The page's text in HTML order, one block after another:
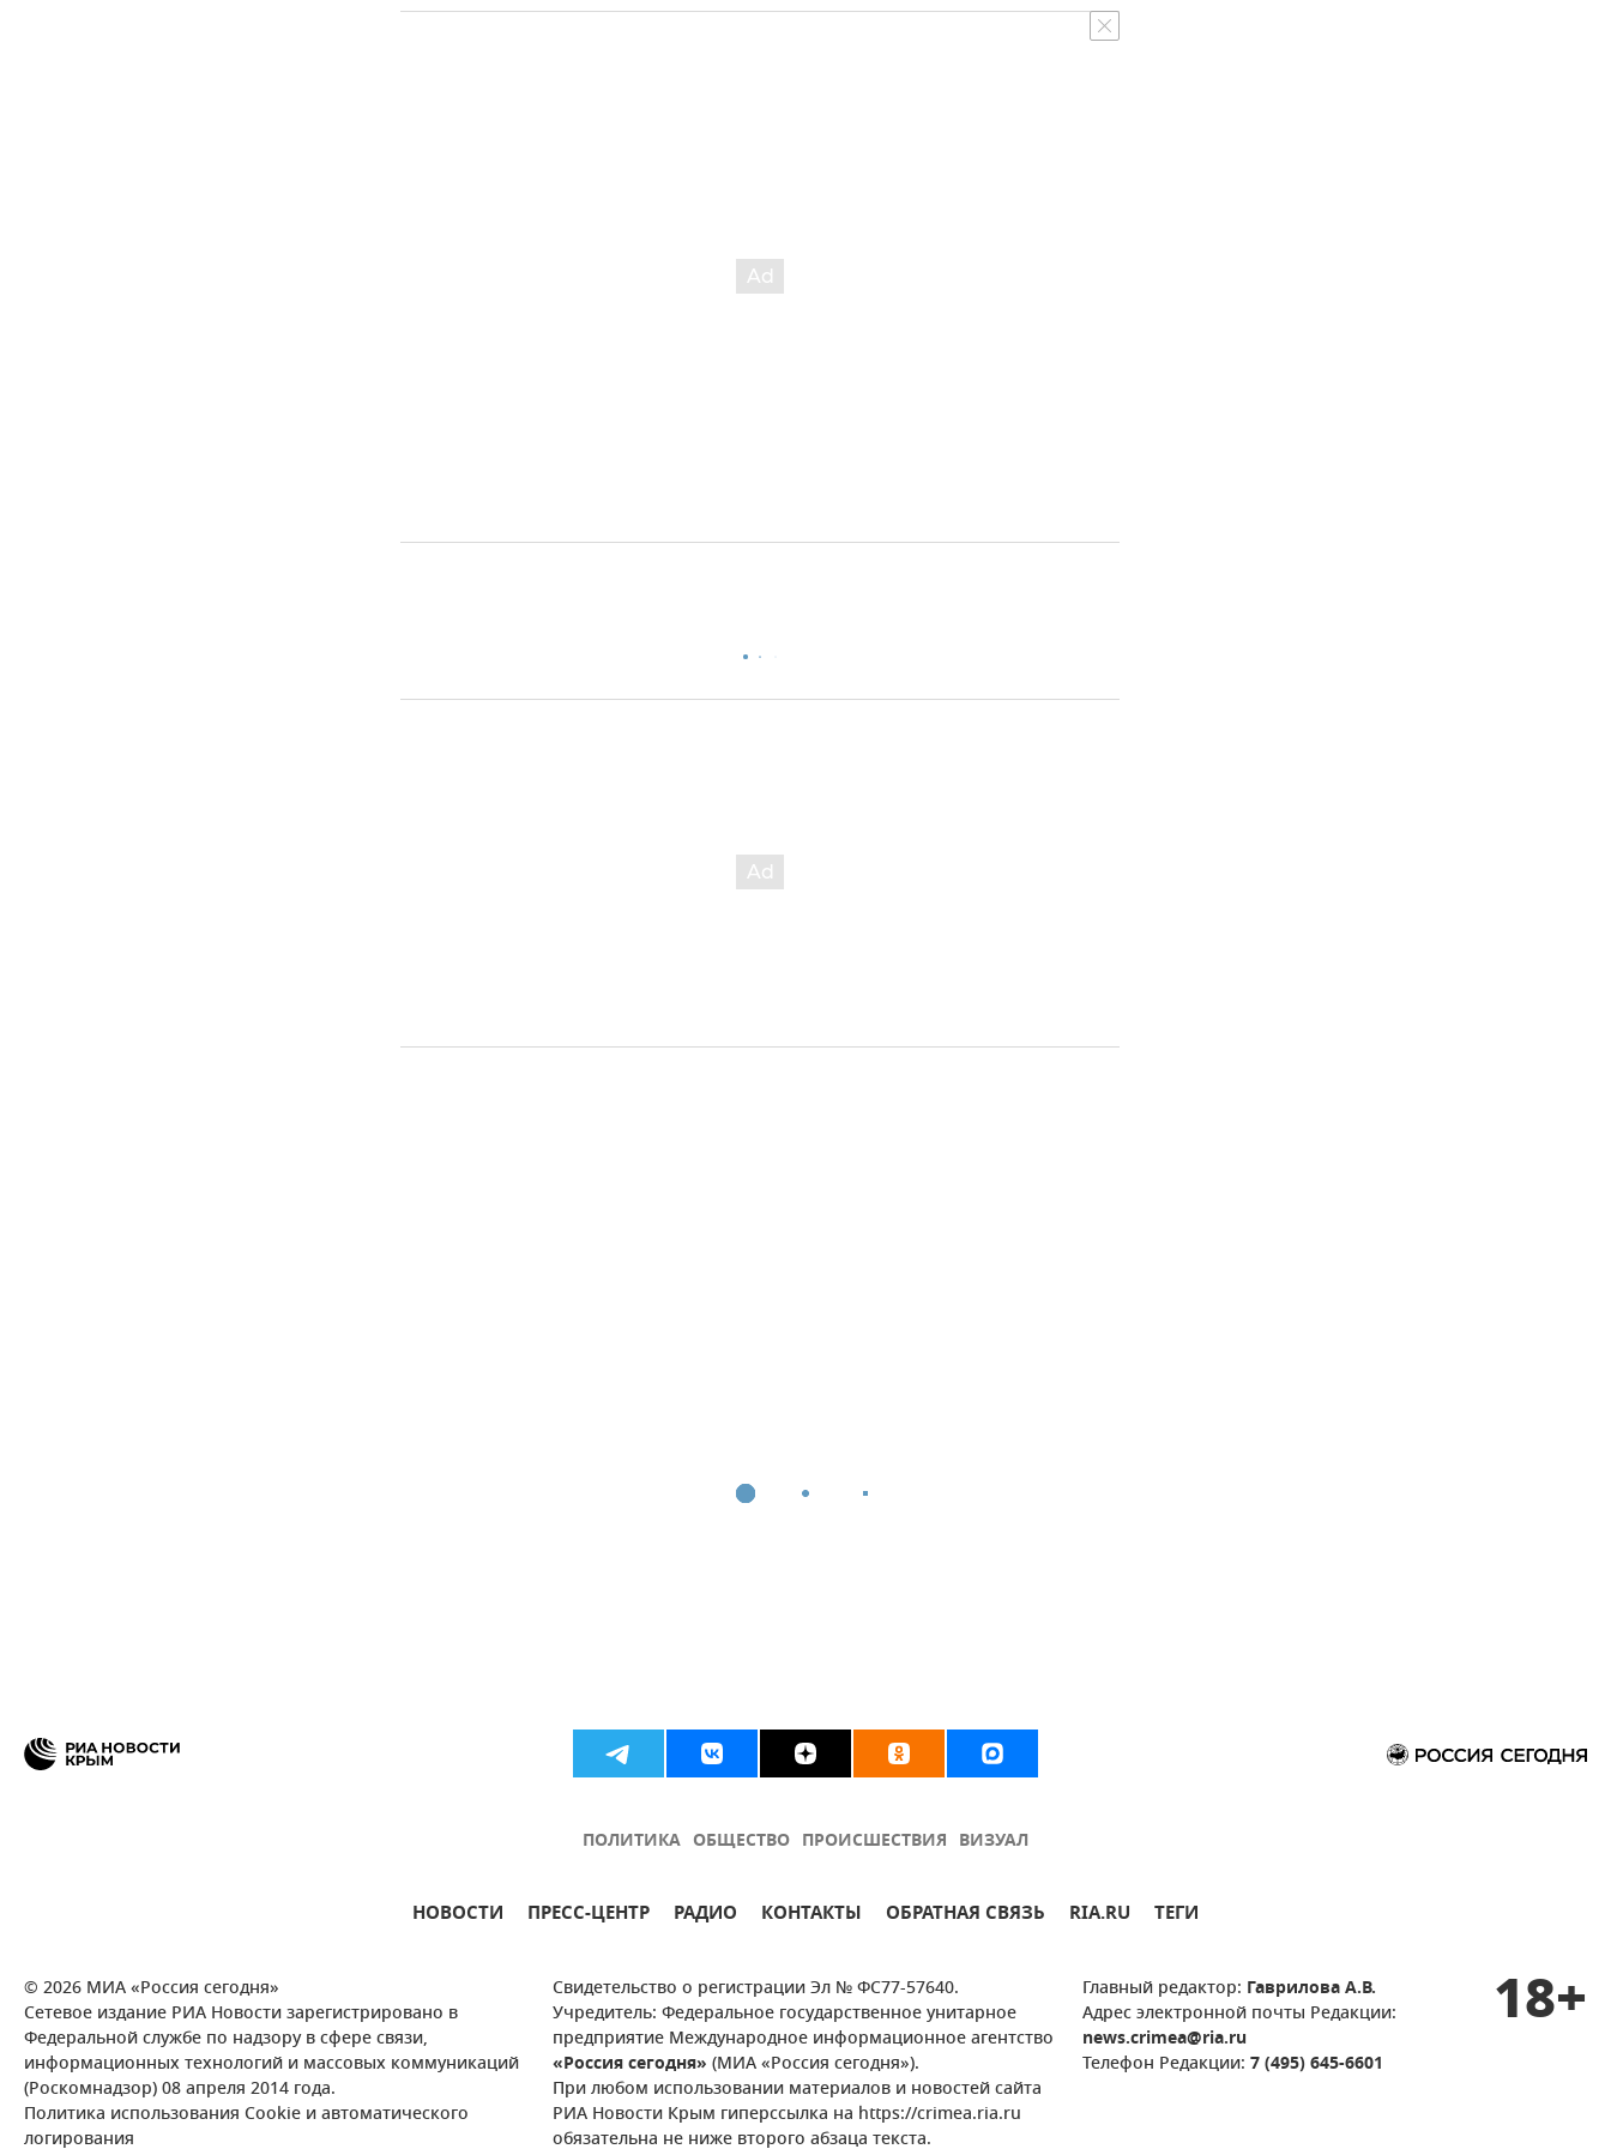
ПОЛИТИКА ОБЩЕСТВО ПРОИСШЕСТВИЯ ВИЗУАЛ
НОВОСТИ ПРЕСС-ЦЕНТР РАДИО КОНТАКТЫ ОБРАТНАЯ СВЯЗЬ RIA.RU ТЕГИ
© 2026 МИА «Россия сегодня»
Сетевое издание РИА Новости зарегистрировано в
Федеральной службе по надзору в сфере связи,
информационных технологий и массовых коммуникаций
(Роскомнадзор) 08 апреля 2014 года.
Политика использования Cookie и автоматического
логирования
Свидетельство о регистрации Эл № ФС77-57640.
Учредитель: Федеральное государственное унитарное
предприятие Международное информационное агентство
«Россия сегодня» (МИА «Россия сегодня»).
При любом использовании материалов и новостей сайта
РИА Новости Крым гиперссылка на https://crimea.ria.ru
обязательна не ниже второго абзаца текста.
Главный редактор: Гаврилова А.В.
Адрес электронной почты Редакции:
news.crimea@ria.ru
Телефон Редакции: 7 (495) 645-6601
18+